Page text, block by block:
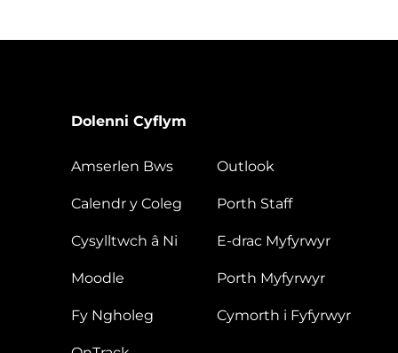
Dolenni Cyflym
Amserlen Bws
Calendr y Coleg
Cysylltwch â Ni
Moodle
Fy Ngholeg
Outlook
Porth Staff
E-drac Myfyrwyr
Porth Myfyrwyr
Cymorth i Fyfyrwyr